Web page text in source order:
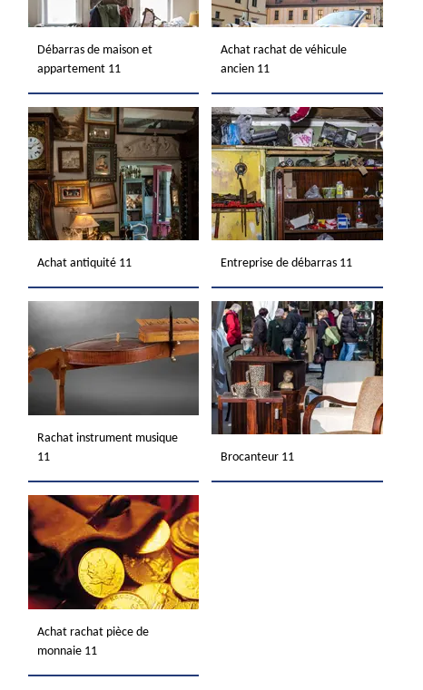
Débarras de maison et
appartement 11
Achat rachat de véhicule
ancien 11
Achat antiquité 11 Entreprise de débarras 11
Rachat instrument musique
11
Brocanteur 11
Achat rachat pièce de
monnaie 11